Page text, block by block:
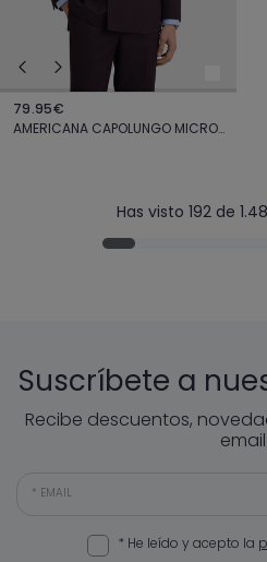
79.95€
AMERICANA CAPOLUNGO MICRO BURDEOS
Has visto 192 de
Suscríbete a
Recibe descuentos,
email.
EMAIL
* He leído y acepto la